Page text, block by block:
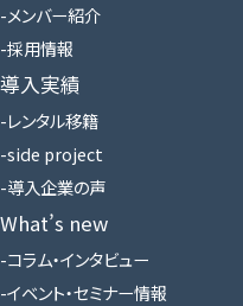
メンバー紹介
採用情報
導入実績
レンタル移籍
side project
導入企業の声
What’s new
コラム・インタビュー
イベント・セミナー情報